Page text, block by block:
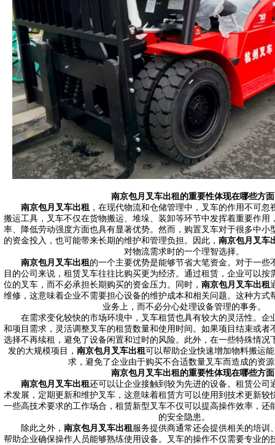
南京包月叉车出租的重要性体现在哪些方面
南京包月叉车出租 ，在现代物流和仓储管理中，叉车的作用不可忽
搬运工具，叉车不仅在货物搬运、堆垛、装卸等环节中发挥着重要作用
率、降低劳动强度方面也具有显著优势。然而，购置叉车对于很多中小
的资金投入，也可能带来长期的维护和管理负担。因此， 南京包月叉车
对物流需求时的一个理智选择。
南京包月叉车出租的一个主要优势是能够节省大笔资金。对于一些
目的公司来说，租赁叉车往往比购买更为经济。通过租赁，企业可以按
位的叉车，而不必承担长期购买的资金压力。同时， 南京包月叉车出租
维修，这意味着企业不需要担心设备的维护成本和相关问题。这种方式
业务上，而不必分心处理设备管理的事务。
在需求变化较快的市场环境中，叉车租赁也具有较大的灵活性。企
和项目需求，灵活调整叉车的租赁数量和使用时间。如果项目结束或者
选择不再续租，避免了设备闲置和过时的风险。此外，在一些特殊情况
发的大规模项目， 南京包月叉车出租可以帮助企业快速增加物料搬运
求，避免了企业由于购买不合适数量叉车而造成的资
南京包月叉车出租的重要性体现在哪些方面
南京包月叉车出租还可以让企业接触到较为先进的设备。租赁公司
术发展，定期更新和维护叉车，这意味着租赁方可以使用到技术更新较
一些高技术要求的工作场合，租赁新型叉车不仅可以提高操作效率，还
的安全隐患。
除此之外， 南京包月叉车出租服务提供商通常还会提供相关的培训
帮助企业确保操作人员能够熟练使用设备。叉车的操作不仅需要专业的